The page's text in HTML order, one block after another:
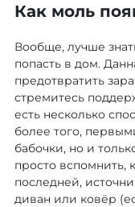
Как моль
Вообще, лучше
попасть в дом.
предотвратить
стремитесь
есть несколько
более того,
бабочки, но и
просто вспомнить,
последней,
диван или ковёр